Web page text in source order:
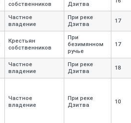
собственников
Дзитва
Частное
владение
При реке
Дзитва
17
Крестьян
собственников
При
безимянном
ручье
17
Частное
владение
При реке
Дзитва
18
Частное
владение
При реке
Дзитва
10